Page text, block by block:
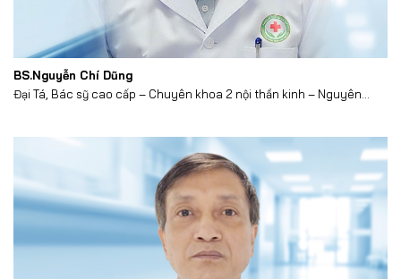
BS.Nguyễn Chí Dũng
Đại Tá, Bác sỹ cao cấp – Chuyên khoa 2 nội thần kinh – Nguyên...